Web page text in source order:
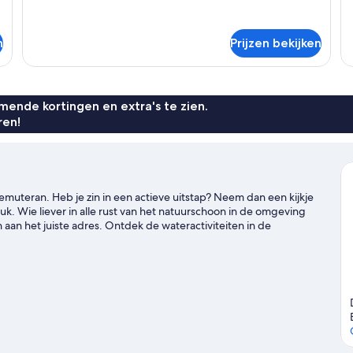
Prijzen bekijken
kortingen en extra's te zien.
Heb je zin in een actieve uitstap? Neem dan een kijkje
Wie liever in alle rust van het natuurschoon in de omgeving
aan het juiste adres. Ontdek de wateractiviteiten in de
voor duiken en snorkelen. Je kunt ook de natuur in